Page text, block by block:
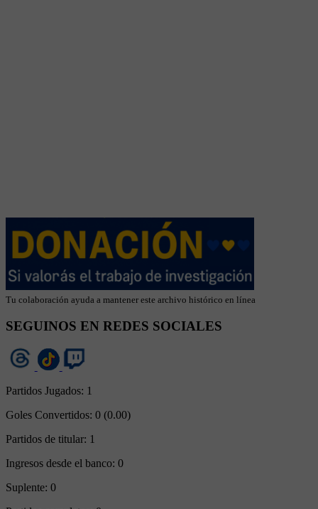
Tu colaboración ayuda a mantener este archivo histórico en línea
SEGUINOS EN REDES SOCIALES
Partidos Jugados: 1
Goles Convertidos: 0 (0.00)
Partidos de titular: 1
Ingresos desde el banco: 0
Suplente: 0